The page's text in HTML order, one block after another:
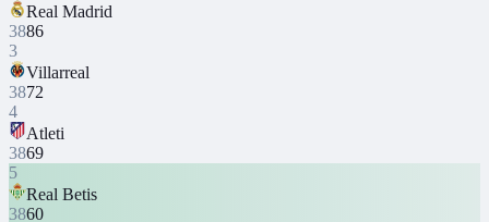
Real Madrid
3886
3
Villarreal
3872
4
Atleti
3869
5
Real Betis
3860